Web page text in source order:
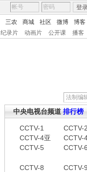
登
三农 商城 社区 微博 博客
纪录片 动画片 公开课 播客
中央电视台频道 排行榜
CCTV-1 CCTV-2
CCTV-4亚
CCTV-
CCTV-5
CCTV-6
CCTV-8 CCTV-9